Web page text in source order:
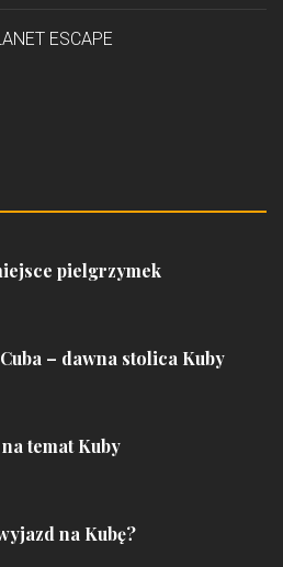
ESCAPE
pielgrzymek
– dawna stolica Kuby
temat Kuby
na Kubę?